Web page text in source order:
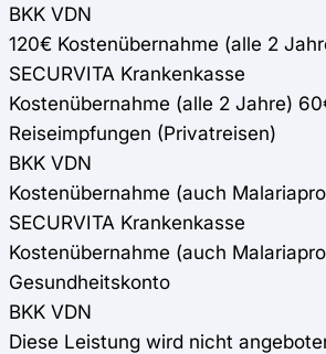
BKK VDN
120€ Kostenübernahme (alle 2
SECURVITA Krankenkasse
Kostenübernahme (alle 2 Jahre)
Reiseimpfungen (Privatreisen)
BKK VDN
Kostenübernahme (auch
SECURVITA Krankenkasse
Kostenübernahme (auch
Gesundheitskonto
BKK VDN
Diese Leistung wird nicht